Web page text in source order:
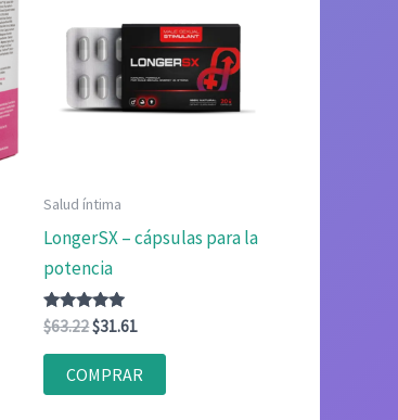
Salud íntima
LongerSX – cápsulas para la
potencia
Valorado
con
4.83
de 5
$63.22El
original
era:
$31.61El
actual
es:
COMPRAR